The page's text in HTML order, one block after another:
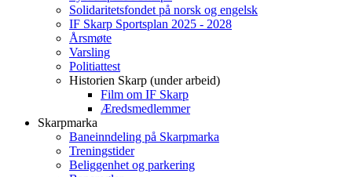
Solidaritetsfondet på norsk og engelsk
IF Skarp Sportsplan 2025 - 2028
Årsmøte
Varsling
Politiattest
Historien Skarp (under arbeid)
Film om IF Skarp
Æredsmedlemmer
Skarpmarka
Baneinndeling på Skarpmarka
Treningstider
Beliggenhet og parkering